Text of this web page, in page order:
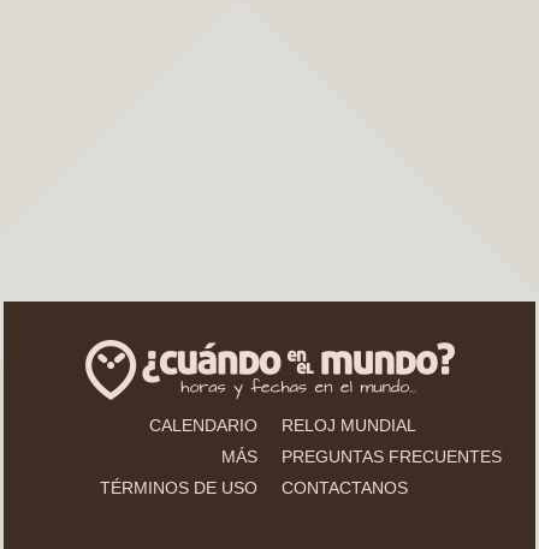
CALENDARIO
RELOJ MUNDIAL
MÁS
PREGUNTAS FRECUENTES
TÉRMINOS DE USO
CONTACTANOS